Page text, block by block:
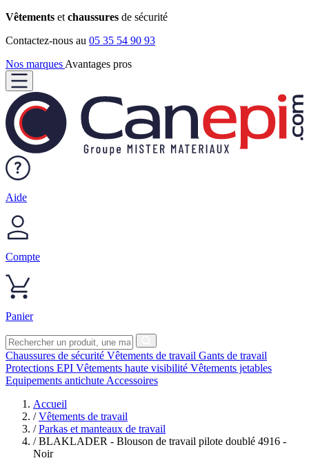
Vêtements et chaussures de sécurité
Contactez-nous au 05 35 54 90 93
Nos marques Avantages pros
Aide
Compte
Panier
Chaussures de sécurité Vêtements de travail Gants de travail
Protections EPI Vêtements haute visibilité Vêtements jetables
Equipements antichute Accessoires
Accueil
/ Vêtements de travail
/ Parkas et manteaux de travail
/ BLAKLADER - Blouson de travail pilote doublé 4916 -
Noir